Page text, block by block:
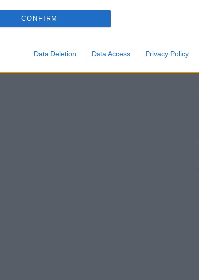
CONFIRM
Data Deletion Data Access Privacy Policy